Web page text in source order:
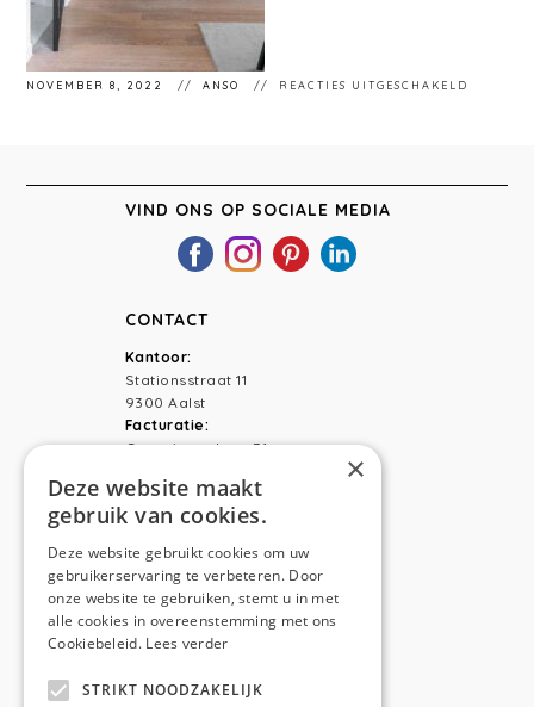
NOVEMBER 8, 2022 ANSO REACTIES UITGESCHAKELD
VIND ONS OP SOCIALE MEDIA
CONTACT
Kantoor:
Stationsstraat 11
9300 Aalst
Facturatie:
Capucienenlaan 31
Telefoon:0473 44 56 94
NAVIGATION
Home
×
Deze website maakt
gebruik van cookies.
Deze website gebruikt cookies om uw
gebruikerservaring te verbeteren. Door
onze website te gebruiken, stemt u in met
alle cookies in overeenstemming met ons
Cookiebeleid. Lees verder
STRIKT NOODZAKELIJK